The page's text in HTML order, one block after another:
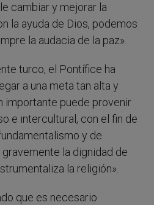
cambiar y mejorar la
la ayuda de Dios, podemos
la audacia de la paz».
turco, el Pontífice ha
a una meta tan alta y
importante puede provenir
e intercultural, con el fin de
y de
la dignidad de
la religión».
que es necesario